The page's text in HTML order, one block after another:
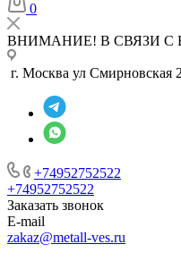
0
ВНИМАНИЕ! В СВЯЗИ С
г. Москва ул Смирновская
+74952752522
+74952752522
Заказать звонок
E-mail
zakaz@metall-ves.ru